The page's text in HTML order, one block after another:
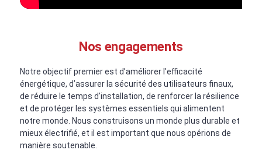
Nos engagements
Notre objectif premier est d’améliorer l'efficacité
énergétique, d’assurer la sécurité des utilisateurs finaux,
de réduire le temps d'installation, de renforcer la résilience
et de protéger les systèmes essentiels qui alimentent
notre monde. Nous construisons un monde plus durable et
mieux électrifié, et il est important que nous opérions de
manière soutenable.